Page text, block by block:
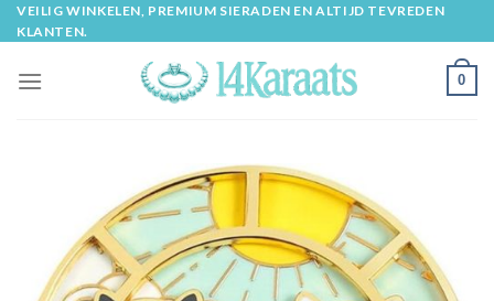
Skip
to
VEILIG WINKELEN, PREMIUM SIERADEN EN ALTIJD TEVREDEN
KLANTEN.
0